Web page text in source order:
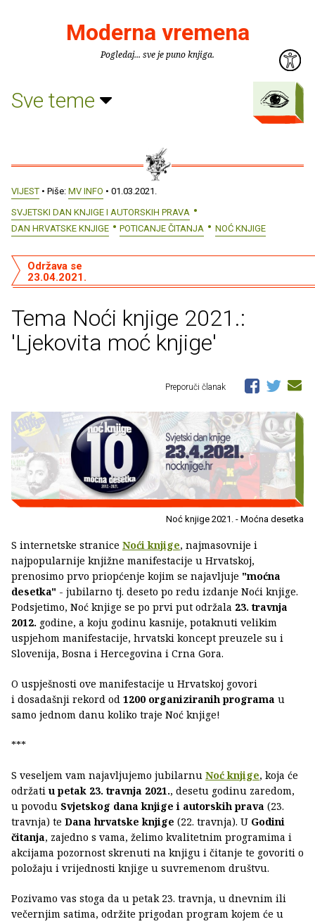
Moderna vremena
Pogledaj... sve je puno knjiga.
Sve teme
VIJEST • Piše: MV INFO • 01.03.2021.
SVJETSKI DAN KNJIGE I AUTORSKIH PRAVA
DAN HRVATSKE KNJIGE
POTICANJE ČITANJA NOĆ KNJIGE
Tema Noći knjige 2021.:
'Ljekovita moć knjige'
Održava se
23.04.2021.
Preporuči članak
Noć knjige 2021. - Moćna desetka
S internetske stranice Noći knjige, najmasovnije i
najpopularnije knjižne manifestacije u Hrvatskoj,
prenosimo prvo priopćenje kojim se najavljuje "moćna
desetka" - jubilarno tj. deseto po redu izdanje Noći knjige.
Podsjetimo, Noć knjige se po prvi put održala 23. travnja
2012. godine, a koju godinu kasnije, potaknuti velikim
uspjehom manifestacije, hrvatski koncept preuzele su i
Slovenija, Bosna i Hercegovina i Crna Gora.
O uspješnosti ove manifestacije u Hrvatskoj govori
i dosadašnji rekord od 1200 organiziranih programa u
samo jednom danu koliko traje Noć knjige!
***
S veseljem vam najavljujemo jubilarnu Noć knjige, koja će
održati u petak 23. travnja 2021., desetu godinu zaredom,
u povodu Svjetskog dana knjige i autorskih prava (23.
travnja) te Dana hrvatske knjige (22. travnja). U Godini
čitanja, zajedno s vama, želimo kvalitetnim programima i
akcijama pozornost skrenuti na knjigu i čitanje te govoriti o
položaju i vrijednosti knjige u suvremenom društvu.
Pozivamo vas stoga da u petak 23. travnja, u dnevnim ili
večernjim satima, održite prigodan program kojem će u